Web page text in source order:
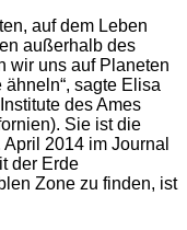
auf dem Leben
außerhalb des
wir uns auf Planeten
sagte Elisa
des Ames
Sie ist die
April 2014 im Journal
der Erde
Zone zu finden, ist